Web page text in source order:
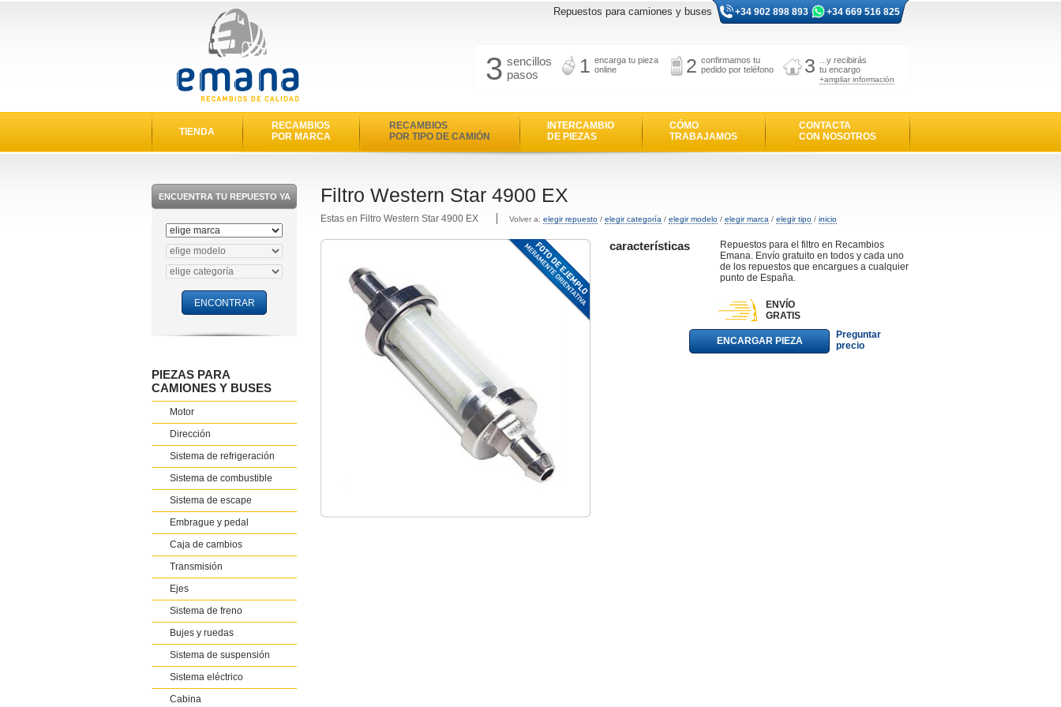
Repuestos para camiones y buses +34 902 898 893 +34 669 516 825
3 sencillos
pasos
1 encarga tu pieza
online
2 confirmamos tu
pedido por teléfono
3
...y recibirás
tu encargo
+ampliar información
TIENDA
RECAMBIOS
POR MARCA
RECAMBIOS
POR TIPO DE CAMIÓN
INTERCAMBIO
DE PIEZAS
CÓMO
TRABAJAMOS
CONTACTA
CON NOSOTROS
ENCUENTRA TU REPUESTO YA
PIEZAS PARA
CAMIONES Y BUSES
Motor
Dirección
Sistema de refrigeración
Sistema de combustible
Sistema de escape
Embrague y pedal
Caja de cambios
Transmisión
Ejes
Sistema de freno
Bujes y ruedas
Sistema de suspensión
Sistema eléctrico
Cabina
Filtro Western Star 4900 EX
Estas en Filtro Western Star 4900 EX Volver a: elegir repuesto / elegir categoría / elegir modelo / elegir marca / elegir tipo / inicio
características
Repuestos para el filtro en Recambios
Emana. Envío gratuito en todos y cada uno
de los repuestos que encargues a cualquier
punto de España.
ENVÍO
GRATIS
ENCARGAR PIEZA
Preguntar
precio